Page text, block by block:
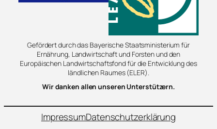
Gefördert durch das Bayerische Staatsministerium für
Ernährung, Landwirtschaft und Forsten und den
Europäischen Landwirtschaftsfond für die Entwicklung des
ländlichen Raumes (ELER).
Wir danken allen unseren Unterstützern.
ImpressumDatenschutzerklärung